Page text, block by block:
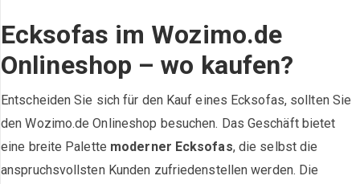
Ecksofas im Wozimo.de
Onlineshop – wo kaufen?
Entscheiden Sie sich für den Kauf eines Ecksofas, sollten Sie
den Wozimo.de Onlineshop besuchen. Das Geschäft bietet
eine breite Palette moderner Ecksofas, die selbst die
anspruchsvollsten Kunden zufriedenstellen werden. Die